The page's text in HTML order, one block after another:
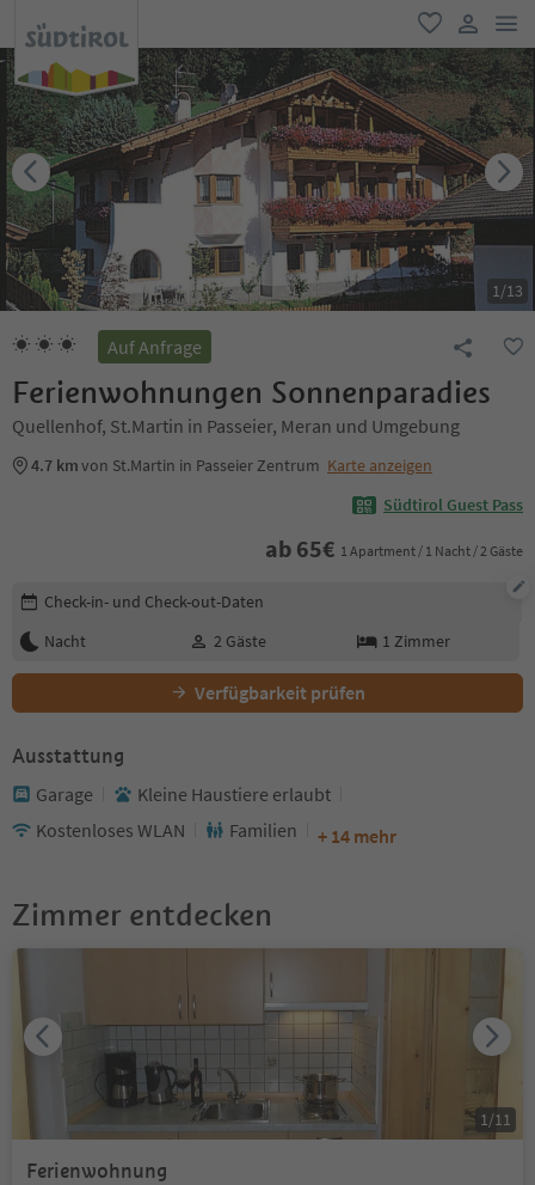
favorit
user link
1/13
Auf Anfrage
Ferienwohnungen Sonnenparadies
Quellenhof, St.Martin in Passeier, Meran und Umgebung
4.7 kmvon St.Martin in Passeier Zentrum Karte anzeigen
Südtirol Guest Pass
ab 65€ 1 Apartment / 1 Nacht / 2 Gäste
Buchungsdetails bearbeiten
Check-in- und Check-out-Daten
Nacht
2 Gäste 1 Zimmer
Verfügbarkeit prüfen
Ausstattung
Garage
Kleine Haustiere erlaubt
Kostenloses WLAN
Familien + 14 mehr
Zimmer entdecken
Ferienwohnung
1 /11